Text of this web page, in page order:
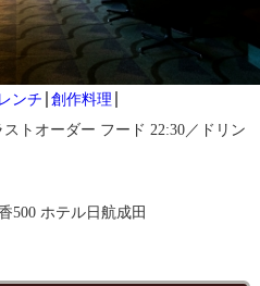
ンチ 創作料理
トオーダー フード 22:30／ドリン
500 ホテル日航成田